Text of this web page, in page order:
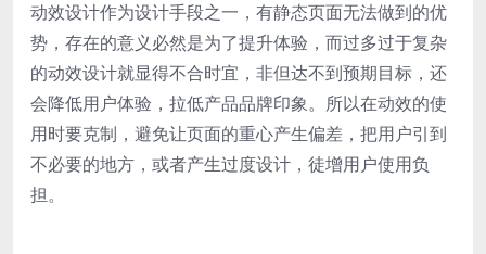
动效设计作为设计手段之一，有静态页面无法做到的优
势，存在的意义必然是为了提升体验，而过多过于复杂
的动效设计就显得不合时宜，非但达不到预期目标，还
会降低用户体验，拉低产品品牌印象。所以在动效的使
用时要克制，避免让页面的重心产生偏差，把用户引到
不必要的地方，或者产生过度设计，徒增用户使用负
担。